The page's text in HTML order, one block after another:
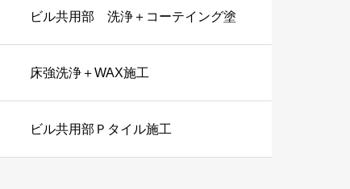
ビル共用部 洗浄＋コーテイング塗
布
床強洗浄＋WAX施工
ビル共用部Ｐタイル施工